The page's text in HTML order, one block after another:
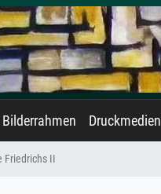
Bilderrahmen Druckmedien
Friedrichs II